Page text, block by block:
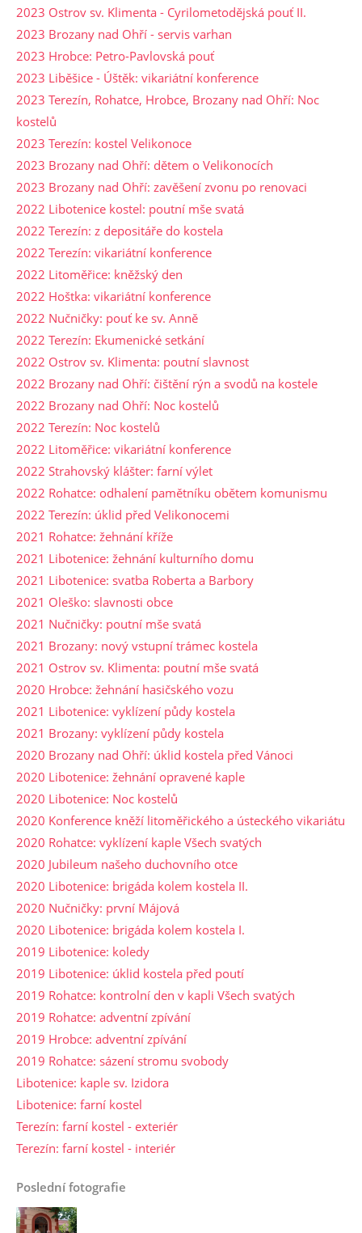
2023 Ostrov sv. Klimenta - Cyrilometodějská pouť II.
2023 Brozany nad Ohří - servis varhan
2023 Hrobce: Petro-Pavlovská pouť
2023 Liběšice - Úštěk: vikariátní konference
2023 Terezín, Rohatce, Hrobce, Brozany nad Ohří: Noc
kostelů
2023 Terezín: kostel Velikonoce
2023 Brozany nad Ohří: dětem o Velikonocích
2023 Brozany nad Ohří: zavěšení zvonu po renovaci
2022 Libotenice kostel: poutní mše svatá
2022 Terezín: z depositáře do kostela
2022 Terezín: vikariátní konference
2022 Litoměřice: kněžský den
2022 Hoštka: vikariátní konference
2022 Nučničky: pouť ke sv. Anně
2022 Terezín: Ekumenické setkání
2022 Ostrov sv. Klimenta: poutní slavnost
2022 Brozany nad Ohří: čištění rýn a svodů na kostele
2022 Brozany nad Ohří: Noc kostelů
2022 Terezín: Noc kostelů
2022 Litoměřice: vikariátní konference
2022 Strahovský klášter: farní výlet
2022 Rohatce: odhalení pamětníku obětem komunismu
2022 Terezín: úklid před Velikonocemi
2021 Rohatce: žehnání kříže
2021 Libotenice: žehnání kulturního domu
2021 Libotenice: svatba Roberta a Barbory
2021 Oleško: slavnosti obce
2021 Nučničky: poutní mše svatá
2021 Brozany: nový vstupní trámec kostela
2021 Ostrov sv. Klimenta: poutní mše svatá
2020 Hrobce: žehnání hasičského vozu
2021 Libotenice: vyklízení půdy kostela
2021 Brozany: vyklízení půdy kostela
2020 Brozany nad Ohří: úklid kostela před Vánoci
2020 Libotenice: žehnání opravené kaple
2020 Libotenice: Noc kostelů
2020 Konference kněží litoměřického a ústeckého vikariátu
2020 Rohatce: vyklízení kaple Všech svatých
2020 Jubileum našeho duchovního otce
2020 Libotenice: brigáda kolem kostela II.
2020 Nučničky: první Májová
2020 Libotenice: brigáda kolem kostela I.
2019 Libotenice: koledy
2019 Libotenice: úklid kostela před poutí
2019 Rohatce: kontrolní den v kapli Všech svatých
2019 Rohatce: adventní zpívání
2019 Hrobce: adventní zpívání
2019 Rohatce: sázení stromu svobody
Libotenice: kaple sv. Izidora
Libotenice: farní kostel
Terezín: farní kostel - exteriér
Terezín: farní kostel - interiér
Poslední fotografie